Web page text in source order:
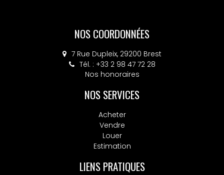
NOS COORDONNÉES
7 Rue Dupleix, 29200 Brest
Tél. : +33 2 98 47 72 28
Nos honoraires
NOS SERVICES
Acheter
Vendre
Louer
Estimation
LIENS PRATIQUES